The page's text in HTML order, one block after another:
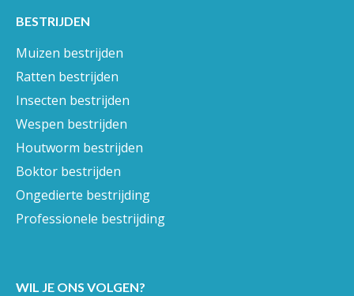
BESTRIJDEN
Muizen bestrijden
Ratten bestrijden
Insecten bestrijden
Wespen bestrijden
Houtworm bestrijden
Boktor bestrijden
Ongedierte bestrijding
Professionele bestrijding
WIL JE ONS VOLGEN?